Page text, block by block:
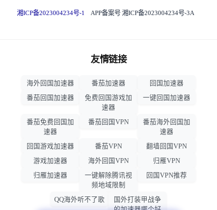
湘ICP备2023004234号-1 APP备案号 湘ICP备2023004234号-3A
友情链接
海外回国加速器 番茄加速器
回国加速器
番茄回国加速器
免费回国游戏加
速器
一键回国加速器
番茄免费回国加
速器
番茄回国VPN
番茄海外回国加
速器
回国游戏加速器
番茄VPN
翻墙回国VPN
游戏加速器
海外回国VPN
归雁VPN
归雁加速器
一键解除腾讯视
频地域限制
回国VPN推荐
QQ海外听不了歌
国外打装甲战争